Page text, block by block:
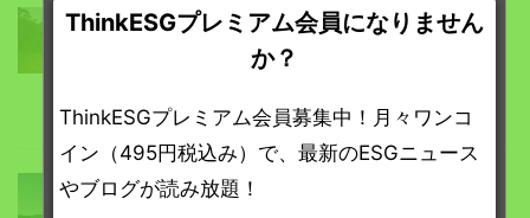
ESGニュース ThinkESGプレミアム会員限定
COP30の舞台裏、アマゾン熱帯雨林での
石油・ガス拡張支援に批判集中
ESGニュース
ThinkESGプレミアム会員になりません
か？
ThinkESGプレミアム会員募集中！月々ワンコ
イン（495円税込み）で、最新のESGニュース
やブログが読み放題！